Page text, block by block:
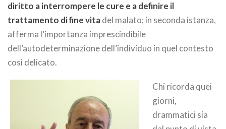
diritto a interrompere le cure e a definire il
trattamento di fine vitadel malato; in seconda istanza,
afferma l’importanza imprescindibile
dell’autodeterminazione dell’individuo in quel contesto
così delicato.
Chi ricorda quei
giorni,
drammatici sia